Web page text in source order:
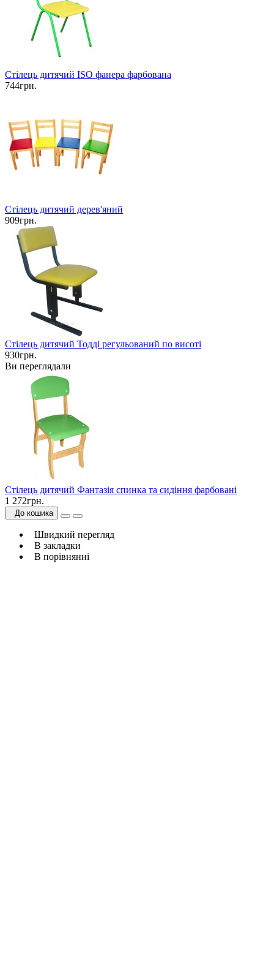
Стілець дитячий ISO фанера фарбована
744грн.
Стілець дитячий дерев'яний
909грн.
Стілець дитячий Тодді регульований по висоті
930грн.
Ви переглядали
Стілець дитячий Фантазія спинка та сидіння фарбовані
1 272грн.
До кошика
Швидкий перегляд
В закладки
В порівнянні